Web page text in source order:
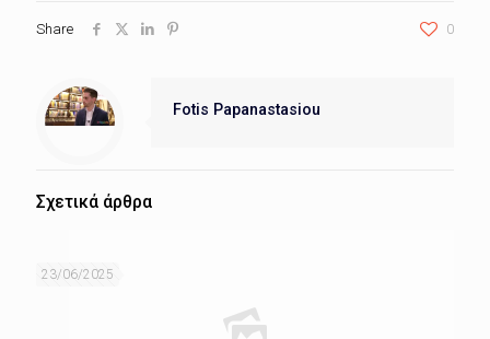
Share 0
Fotis Papanastasiou
Σχετικά άρθρα
23/06/2025